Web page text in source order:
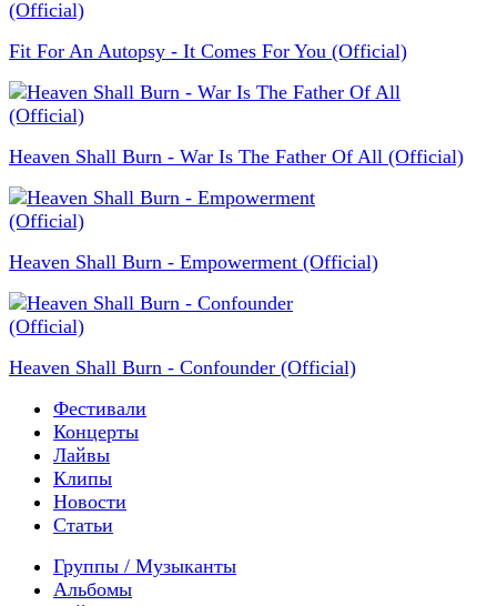
Fit For An Autopsy - It Comes For You (Official)
Heaven Shall Burn - War Is The Father Of All (Official)
Heaven Shall Burn - Empowerment (Official)
Heaven Shall Burn - Confounder (Official)
Фестивали
Концерты
Лайвы
Клипы
Новости
Статьи
Группы / Музыканты
Альбомы